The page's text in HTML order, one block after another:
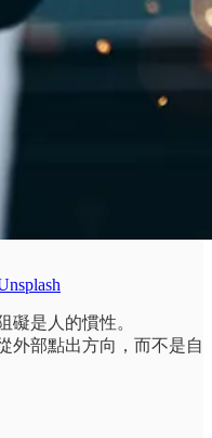
礙是人的慣性。
外部點出方向，而不是自